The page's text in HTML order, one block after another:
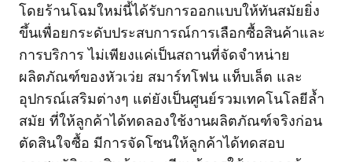
โดยร้านโฉมใหม่นี้ได้รับการออกแบบให้ทันสมัยยิ่ง
ขึ้นเพื่อยกระดับประสบการณ์การเลือกซื้อสินค้าและ
การบริการ ไม่เพียงแค่เป็นสถานที่จัดจำหน่าย
ผลิตภัณฑ์ของหัวเว่ย สมาร์ทโฟน แท็บเล็ต และ
อุปกรณ์เสริมต่างๆ แต่ยังเป็นศูนย์รวมเทคโนโลยีล้ำ
สมัย ที่ให้ลูกค้าได้ทดลองใช้งานผลิตภัณฑ์จริงก่อน
ตัดสินใจซื้อ มีการจัดโซนให้ลูกค้าได้ทดสอบ